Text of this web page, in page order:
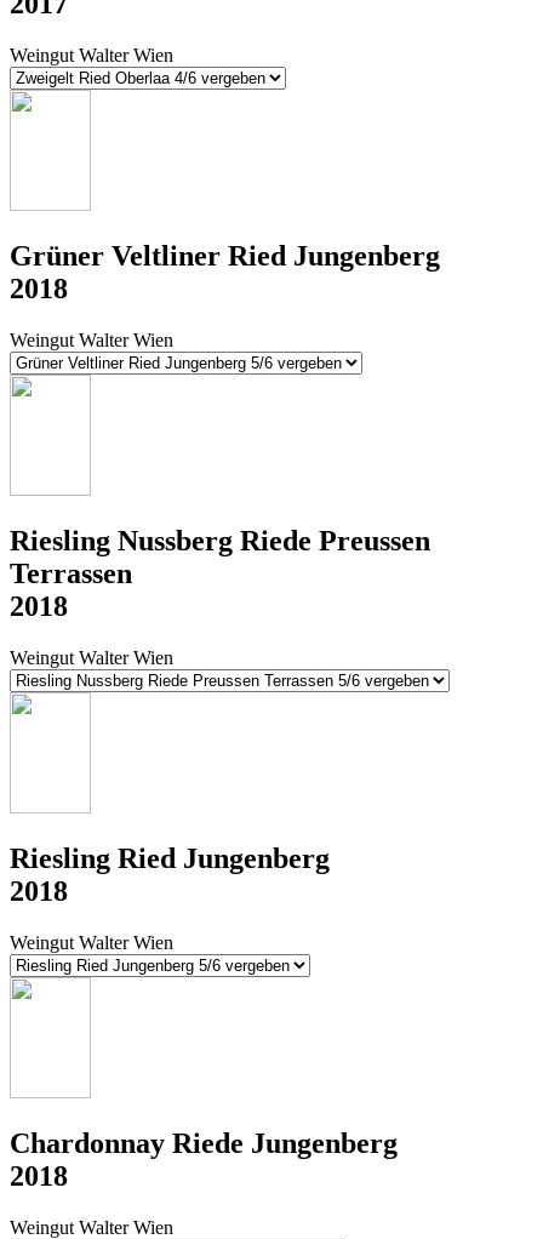
Weingut Walter Wien
Grüner Veltliner Ried Jungenberg
2018
Weingut Walter Wien
Riesling Nussberg Riede Preussen
Terrassen
2018
Weingut Walter Wien
Riesling Ried Jungenberg
2018
Weingut Walter Wien
Chardonnay Riede Jungenberg
2018
Weingut Walter Wien